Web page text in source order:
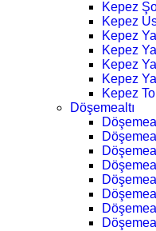
Kepez
Kepez
Kepez
Kepez
Kepez
Kepez
Kepez
Döşemealtı